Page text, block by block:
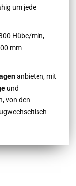
um jede
Hübe/min,
mm
anbieten, mit
und
von den